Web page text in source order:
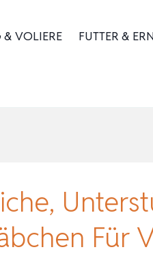
& VOLIERE FUTTER &
Für